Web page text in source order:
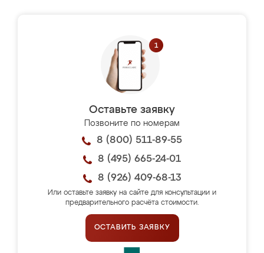
Оставьте заявку
Позвоните по номерам
8 (800) 511-89-55
8 (495) 665-24-01
8 (926) 409-68-13
Или оставьте заявку на сайте для консультации и
предварительного расчёта стоимости.
ОСТАВИТЬ ЗАЯВКУ